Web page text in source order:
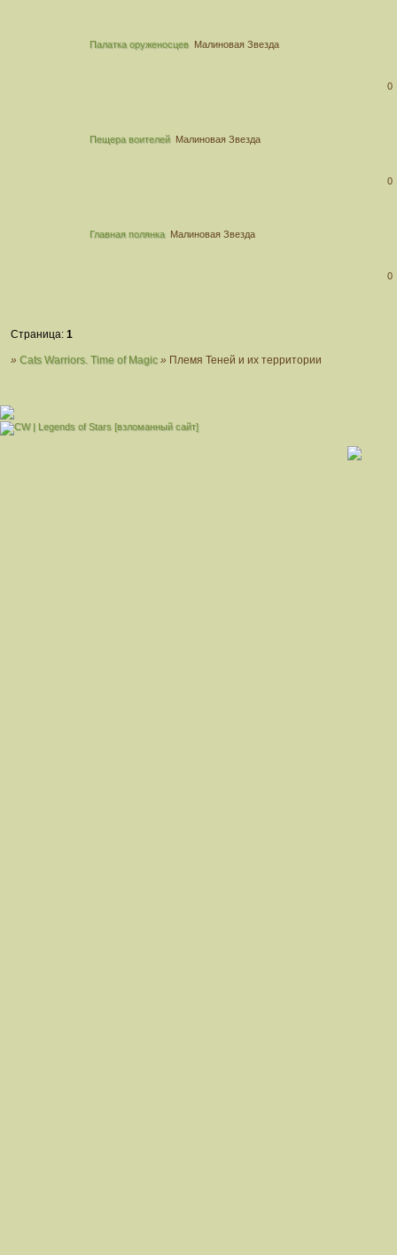
Палатка оруженосцев Малиновая Звезда
0
Пещера воителей Малиновая Звезда
0
Главная полянка Малиновая Звезда
0
Страница:1
»Cats Warriors. Time of Magic » Племя Теней и их территории
[взломанный сайт]